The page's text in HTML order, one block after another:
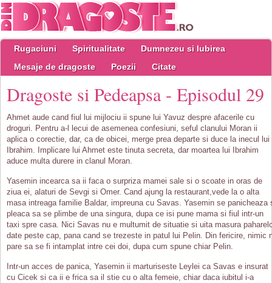
Rugaciuni Spiritualitate
Dumnezeu si Iubirea
Mesaje de dragoste
Poezii Citate
Dragoste si Pedeapsa - Episodul 29
Ahmet aude cand fiul lui mijlociu ii spune lui Yavuz despre afacerile cu
droguri. Pentru a-l lecui de asemenea confesiuni, seful clanului Moran ii
aplica o corectie, dar, ca de obicei, merge prea departe si duce la inecul lui
Ibrahim. Implicare lui Ahmet este tinuta secreta, dar moartea lui Ibrahim
aduce multa durere in clanul Moran.
Yasemin incearca sa ii faca o surpriza mamei sale si o scoate in oras de
ziua ei, alaturi de Sevgi si Omer. Cand ajung la restaurant,vede la o alta
masa intreaga familie Baldar, impreuna cu Savas. Yasemin se panicheaza
pleaca sa se plimbe de una singura, dupa ce isi pune mama si fiul intr-un
taxi spre casa. Nici Savas nu e multumit de situatie si uita masura
date peste cap, pana cand se trezeste in patul lui Pelin. Din fericire, nimic
pare sa se fi intamplat intre cei doi, dupa cum spune chiar Pelin.
Intr-un acces de panica, Yasemin ii marturiseste Leylei ca Savas e insurat
cu Cicek si ca ii e frica sa il stie cu o alta femeie, chiar daca iubitul i-a